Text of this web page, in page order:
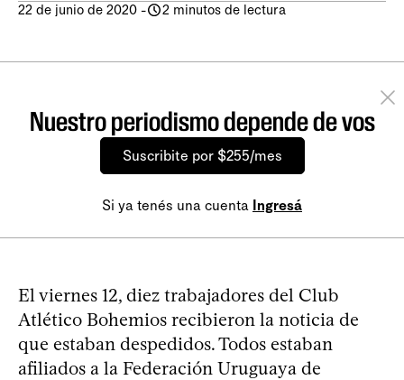
22 de junio de 2020 - 2 minutos de lectura
Nuestro periodismo depende de vos
Suscribite por $255/mes
Si ya tenés una cuenta Ingresá
El viernes 12, diez trabajadores del Club
Atlético Bohemios recibieron la noticia de
que estaban despedidos. Todos estaban
afiliados a la Federación Uruguaya de